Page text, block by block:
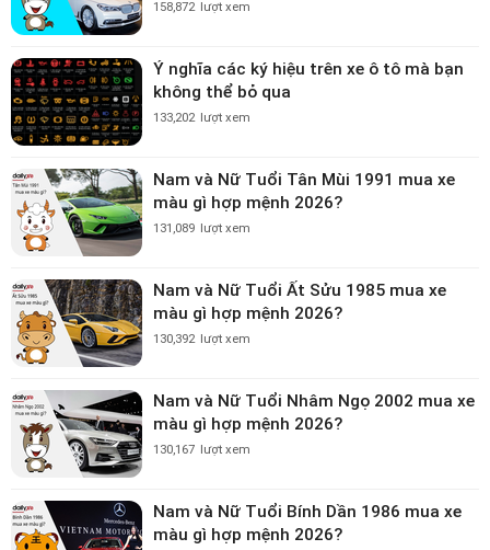
158,872 lượt xem
Ý nghĩa các ký hiệu trên xe ô tô mà bạn
không thể bỏ qua
133,202 lượt xem
Nam và Nữ Tuổi Tân Mùi 1991 mua xe
màu gì hợp mệnh 2026?
131,089 lượt xem
Nam và Nữ Tuổi Ất Sửu 1985 mua xe
màu gì hợp mệnh 2026?
130,392 lượt xem
Nam và Nữ Tuổi Nhâm Ngọ 2002 mua xe
màu gì hợp mệnh 2026?
130,167 lượt xem
Nam và Nữ Tuổi Bính Dần 1986 mua xe
màu gì hợp mệnh 2026?